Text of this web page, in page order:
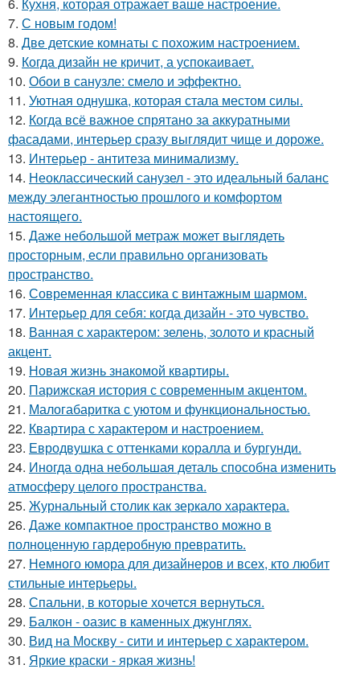
7. С новым годом!
8. Две детские комнаты с похожим настроением.
9. Когда дизайн не кричит, а успокаивает.
10. Обои в санузле: смело и эффектно.
11. Уютная однушка, которая стала местом силы.
12. Когда всё важное спрятано за аккуратными
фасадами, интерьер сразу выглядит чище и дороже.
13. Интерьер - антитеза минимализму.
14. Неоклассический санузел - это идеальный баланс
между элегантностью прошлого и комфортом
настоящего.
15. Даже небольшой метраж может выглядеть
просторным, если правильно организовать
пространство.
16. Современная классика с винтажным шармом.
17. Интерьер для себя: когда дизайн - это чувство.
18. Ванная с характером: зелень, золото и красный
акцент.
19. Новая жизнь знакомой квартиры.
20. Парижская история с современным акцентом.
21. Малогабаритка с уютом и функциональностью.
22. Квартира с характером и настроением.
23. Евродвушка с оттенками коралла и бургунди.
24. Иногда одна небольшая деталь способна изменить
атмосферу целого пространства.
25. Журнальный столик как зеркало характера.
26. Даже компактное пространство можно в
полноценную гардеробную превратить.
27. Немного юмора для дизайнеров и всех, кто любит
стильные интерьеры.
28. Спальни, в которые хочется вернуться.
29. Балкон - оазис в каменных джунглях.
30. Вид на Москву - сити и интерьер с характером.
31. Яркие краски - яркая жизнь!